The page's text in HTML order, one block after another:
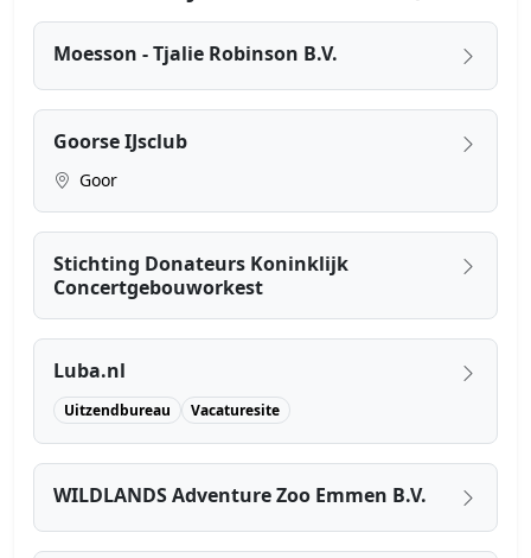
Moesson - Tjalie Robinson B.V.
Goorse IJsclub
Goor
Stichting Donateurs Koninklijk
Concertgebouworkest
Luba.nl
Uitzendbureau Vacaturesite
WILDLANDS Adventure Zoo Emmen B.V.